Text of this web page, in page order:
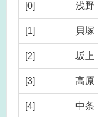
[0] 浅野
[1] 貝塚
[2] 坂上
[3] 高原
[4] 中条